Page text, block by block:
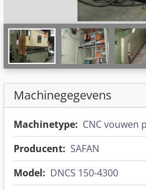
Machinegegevens
Machinetype: CNC vouwen
Producent: SAFAN
Model: DNCS 150-4300